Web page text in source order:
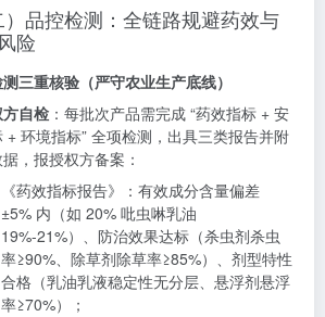
）品控检测：全链路规避药效与
险
三重核验（严守农业生产底线）
自检 ：每批次产品需完成 “药效指标 + 安
+ 环境指标” 全项检测，出具三类报告并附
，报授权方备案：
《药效指标报告》：有效成分含量偏差
±5% 内（如 20% 吡虫啉乳油
19%-21%）、防治效果达标（杀虫剂杀虫
率≥90%、除草剂除草率≥85%）、剂型特性
合格（乳油乳液稳定性无分层、悬浮剂悬浮
率≥70%）；